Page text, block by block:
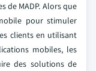
de MADP. Alors que
pour stimuler
clients en utilisant
mobiles, les
des solutions de